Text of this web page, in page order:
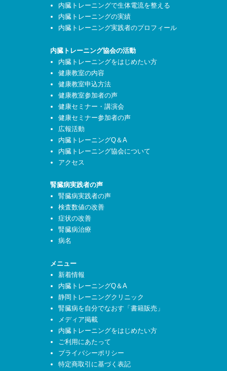
内臓トレーニングで生体電流を整える
内臓トレーニングの実績
内臓トレーニング実践者のプロフィール
内臓トレーニング協会の活動
内臓トレーニングをはじめたい方
健康教室の内容
健康教室申込方法
健康教室参加者の声
健康セミナー・講演会
健康セミナー参加者の声
広報活動
内臓トレーニングQ＆A
内臓トレーニング協会について
アクセス
腎臓病実践者の声
腎臓病実践者の声
検査数値の改善
症状の改善
腎臓病治療
病名
メニュー
新着情報
内臓トレーニングQ＆A
静岡トレーニングクリニック
腎臓病を自分でなおす「書籍販売」
メディア掲載
内臓トレーニングをはじめたい方
ご利用にあたって
プライバシーポリシー
特定商取引に基づく表記